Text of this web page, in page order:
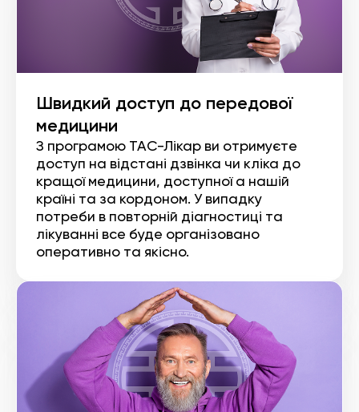
Швидкий доступ до передової
медицини
З програмою ТАС-Лікар ви отримуєте
доступ на відстані дзвінка чи кліка до
кращої медицини, доступної а нашій
країні та за кордоном. У випадку
потреби в повторній діагностиці та
лікуванні все буде організовано
оперативно та якісно.